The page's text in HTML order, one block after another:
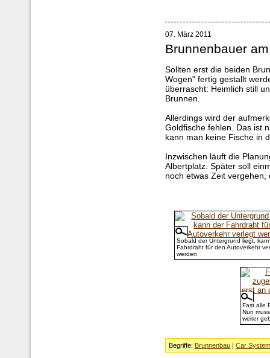
07. März 2011
Brunnenbauer
Sollten erst die beiden
Wogen" fertig gestallt
überrascht: Heimlich still
Brunnen.
Allerdings wird der
Goldfische fehlen. Das ist
kann man keine Fische in
Inzwischen läuft die
Albertplatz. Später soll
noch etwas Zeit
Sobald der Untergrund liegt,
Fahrdraht für den Autoverkehr
werden
Fast alle
Nun
weiter
Begriffe: Brunnenbau |Car